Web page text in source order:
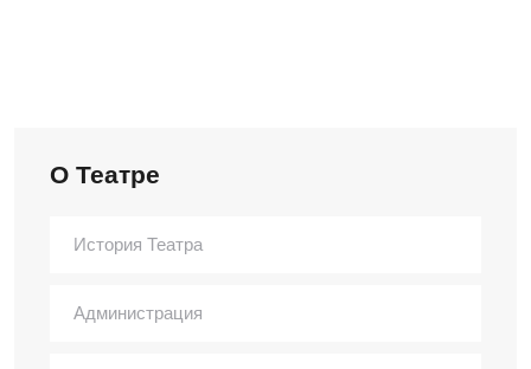
О Театре
История Театра
Администрация